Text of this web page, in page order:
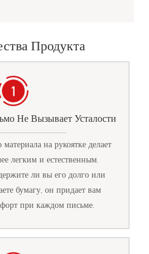
Продукта
Не Вызывает Усталости
на рукоятке делает
легким и естественным.
ли вы его долго или
бумагу, он придает вам
при каждом письме.